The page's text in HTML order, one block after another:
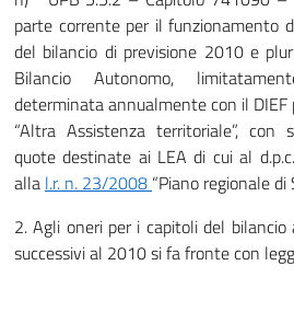
parte corrente per il funzionamento
del bilancio di previsione 2010 e
Bilancio Autonomo,
determinata annualmente con il
“Altra Assistenza territoriale”, con
quote destinate ai LEA di cui al
alla l.r. n. 23/2008 “Piano regionale
2. Agli oneri per i capitoli del
successivi al 2010 si fa fronte con